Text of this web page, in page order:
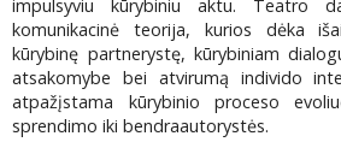
impulsyviu kūrybiniu aktu. Teatro
komunikacinė teorija, kurios dėka
kūrybinę partnerystę, kūrybiniam
atsakomybe bei atvirumą individo
atpažįstama kūrybinio proceso
sprendimo iki bendraautorystės.